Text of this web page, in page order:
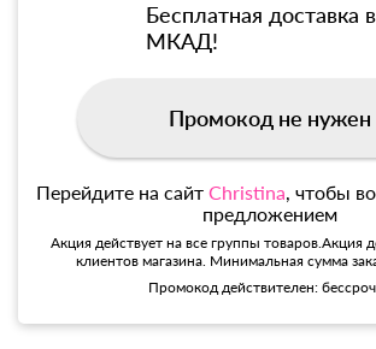
Бесплатная доставка
МКАД!
Промокод не нужен
Перейдите на сайт Christina, чтобы
предложением
Акция действует на все группы товаров.Акция
клиентов магазина. Минимальная сумма
Промокод действителен: